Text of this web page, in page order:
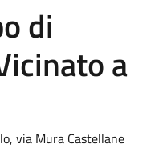
di
a
via Mura Castellane